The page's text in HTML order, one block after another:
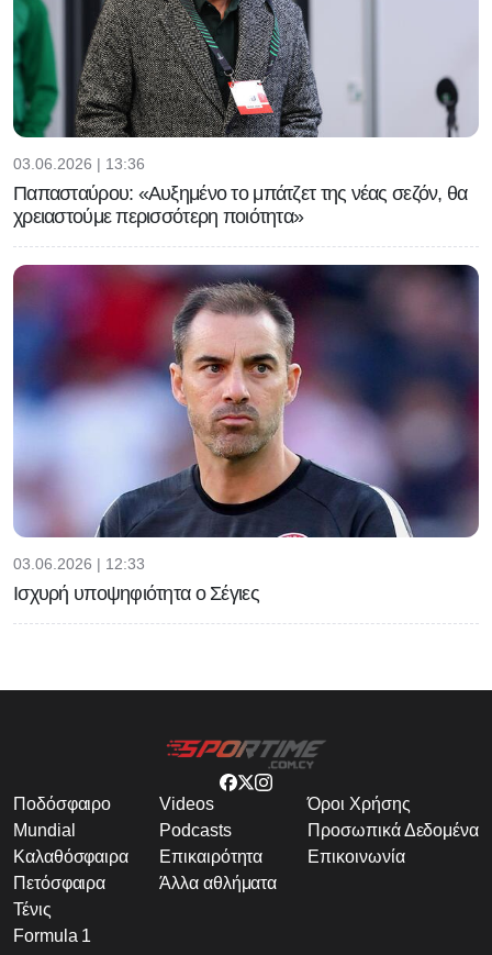
03.06.2026 | 13:36
Παπασταύρου: «Αυξημένο το μπάτζετ της νέας σεζόν, θα
χρειαστούμε περισσότερη ποιότητα»
03.06.2026 | 12:33
Ισχυρή υποψηφιότητα ο Σέγιες
Ποδόσφαιρο
Mundial
Καλαθόσφαιρα
Πετόσφαιρα
Τένις
Formula 1
Videos
Podcasts
Επικαιρότητα
Άλλα αθλήματα
Όροι Χρήσης
Προσωπικά Δεδομένα
Επικοινωνία